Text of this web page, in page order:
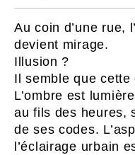
Au coin d’une rue,
devient mirage.
Illusion ?
Il semble que
L’ombre est
au fils des heures,
de ses codes.
l’éclairage urbain